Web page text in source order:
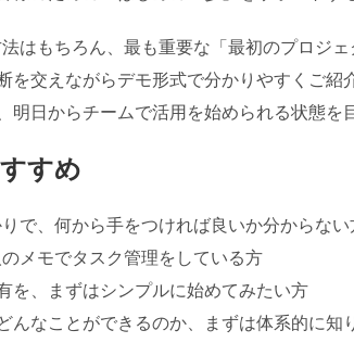
はもちろん、最も重要な「最初のプロジ
を交えながらデモ形式で分かりやすくご
明日からチームで活用を始められる状態を
すめ
で、何から手をつければ良いか分からな
メモでタスク管理をしている方
を、まずはシンプルに始めてみたい方
んなことができるのか、まずは体系的に知